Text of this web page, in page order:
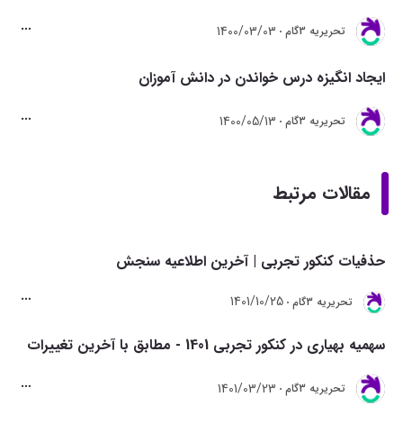
تحريريه 3گام 1400/03/03
ایجاد انگیزه درس خواندن در دانش آموزان
تحريريه 3گام 1400/05/13
مقالات مرتبط
حذفیات کنکور تجربی | آخرین اطلاعیه سنجش
تحريريه 3گام 1401/10/25
سهمیه بهیاری در کنکور تجربی 1401 - مطابق با آخرین تغییرات
تحريريه 3گام 1401/03/23